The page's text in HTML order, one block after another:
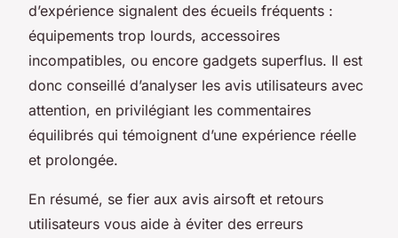
d’expérience signalent des écueils fréquents :
équipements trop lourds, accessoires
incompatibles, ou encore gadgets superflus. Il est
donc conseillé d’analyser les avis utilisateurs avec
attention, en privilégiant les commentaires
équilibrés qui témoignent d’une expérience réelle
et prolongée.
En résumé, se fier aux avis airsoft et retours
utilisateurs vous aide à éviter des erreurs